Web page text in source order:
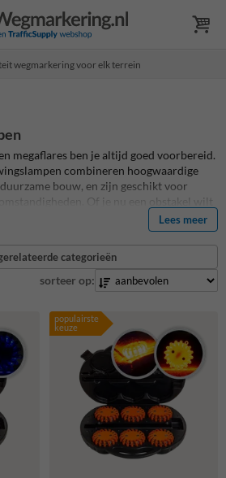
wegmarkering voor elk terrein
megaflares ben je altijd goed voorbereid.
combineren hoogwaardige
bouw, en zijn geschikt voor
Of je nu een obstakel wilt
of tijdelijke verkeerssignalisatie nodig
maximale zichtbaarheid en veelzijdigheid.
en blauw, en verkrijgbaar als complete
Lees meer
categorieën
sorteer op:
populairste
keuze